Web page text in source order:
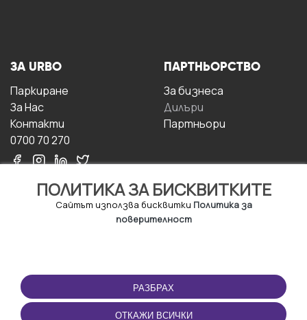
ПОЛИТИКА ЗА БИСКВИТКИТЕ
Сайтът използва бисквитки Политика за
поверителност
РАЗБРАХ
ОТКАЖИ ВСИЧКИ
ЗА URBO
Паркиране
За Hас
Контакти
0700 70 270
ПАРТНЬОРСТВО
За бизнесa
Дилъри
Партньори
ПОЛЗВАНЕ
Правила и условия за
ползване
ПРИЛОЖЕНИЕТО